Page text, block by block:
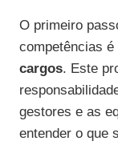
O primeiro
competências
cargos. Este
gestores e as
entender o que